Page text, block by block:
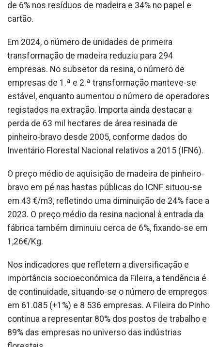
de 6% nos resíduos de madeira e 34% no papel e
cartão.
Em 2024, o número de unidades de primeira
transformação de madeira reduziu para 294
empresas. No subsetor da resina, o número de
empresas de 1.ª e 2.ª transformação manteve-se
estável, enquanto aumentou o número de operadores
registados na extração. Importa ainda destacar a
perda de 63 mil hectares de área resinada de
pinheiro-bravo desde 2005, conforme dados do
Inventário Florestal Nacional relativos a 2015 (IFN6).
O preço médio de aquisição de madeira de pinheiro-
bravo em pé nas hastas públicas do ICNF situou-se
em 43 €/m3, refletindo uma diminuição de 24% face a
2023. O preço médio da resina nacional à entrada da
fábrica também diminuiu cerca de 6%, fixando-se em
1,26€/Kg.
Nos indicadores que refletem a diversificação e
importância socioeconómica da Fileira, a tendência é
de continuidade, situando-se o número de empregos
em 61.085 (+1%) e 8 536 empresas. A Fileira do Pinho
continua a representar 80% dos postos de trabalho e
89% das empresas no universo das indústrias